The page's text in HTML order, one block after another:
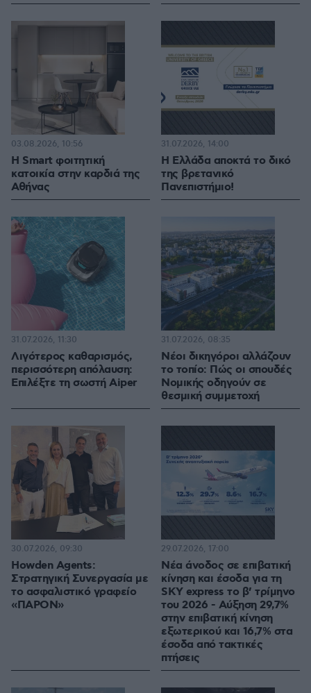
Η Smart φοιτητική
κατοικία στην καρδιά της
Αθήνας
03.08.2026, 10:56
Η Ελλάδα αποκτά το δικό
της βρετανικό
Πανεπιστήμιο!
31.07.2026, 14:00
Λιγότερος καθαρισμός,
περισσότερη απόλαυση:
Επιλέξτε τη σωστή Aiper
31.07.2026, 11:30
Νέοι δικηγόροι αλλάζουν
το τοπίο: Πώς οι σπουδές
Νομικής οδηγούν σε
θεσμική συμμετοχή
31.07.2026, 08:35
Howden Agents:
Στρατηγική Συνεργασία με
το ασφαλιστικό γραφείο
«ΠΑΡΟΝ»
30.07.2026, 09:30
Νέα άνοδος σε επιβατική
κίνηση και έσοδα για τη
SKY express το β’ τρίμηνο
του 2026 - Αύξηση 29,7%
στην επιβατική κίνηση
εξωτερικού και 16,7% στα
έσοδα από τακτικές
πτήσεις
29.07.2026, 17:00